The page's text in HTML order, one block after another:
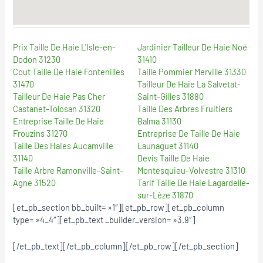
Prix Taille De Haie L'Isle-en-
Dodon 31230
Cout Taille De Haie Fontenilles
31470
Tailleur De Haie Pas Cher
Castanet-Tolosan 31320
Entreprise Taille De Haie
Frouzins 31270
Taille Des Haies Aucamville
31140
Taille Arbre Ramonville-Saint-
Agne 31520
Jardinier Tailleur De Haie Noé
31410
Taille Pommier Merville 31330
Tailleur De Haie La Salvetat-
Saint-Gilles 31880
Taille Des Arbres Fruitiers
Balma 31130
Entreprise De Taille De Haie
Launaguet 31140
Devis Taille De Haie
Montesquieu-Volvestre 31310
Tarif Taille De Haie Lagardelle-
sur-Lèze 31870
[et_pb_section bb_built= »1″][et_pb_row][et_pb_column
type= »4_4″][et_pb_text _builder_version= »3.9″]
[/et_pb_text][/et_pb_column][/et_pb_row][/et_pb_section]